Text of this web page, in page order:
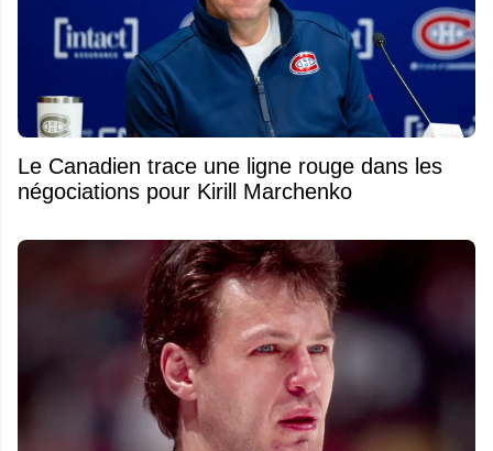
Le Canadien trace une ligne rouge dans les
négociations pour Kirill Marchenko